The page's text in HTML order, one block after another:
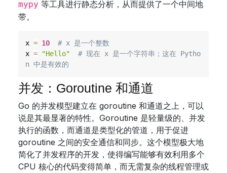
mypy 等工具进行静态分析，从而提供了一个中间地
带。
x = 10
# x 是一个整数
x = "Hello"
# 现在 x 是一个字符串；这在 Pytho
n 中是有效的
并发：Goroutine 和通道
Go 的并发模型建立在 goroutine 和通道之上，可以
说是其最显著的特性。Goroutine 是轻量级的、并发
执行的函数，而通道是类型化的管道，用于促进
goroutine 之间的安全通信和同步。这个模型极大地
简化了并发程序的开发，使得编写能够有效利用多个
CPU 核心的代码变得简单，而无需复杂的线程管理或